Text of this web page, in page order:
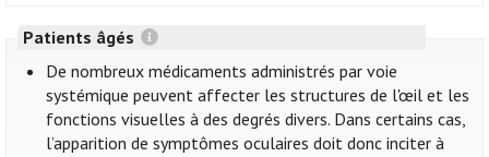
Patients âgés
De nombreux médicaments administrés par voie
systémique peuvent affecter les structures de l'œil et les
fonctions visuelles à des degrés divers. Dans certains cas,
l’apparition de symptômes oculaires doit donc inciter à